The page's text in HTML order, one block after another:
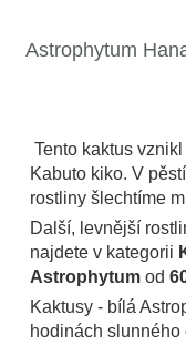
Astrophytum
Tento kaktus
Kabuto kiko. V
rostliny šlechtíme
Další, levnější
najdete v kategorii
Astrophytum od
Kaktusy - bílá
hodinách